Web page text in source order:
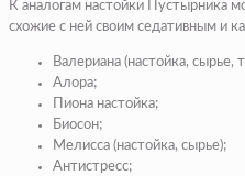
К аналогам настойки Пустырника
схожие с ней своим седативным и
Валериана (настойка, сырье,
Алора;
Пиона настойка;
Биосон;
Мелисса (настойка, сырье);
Антистресс;